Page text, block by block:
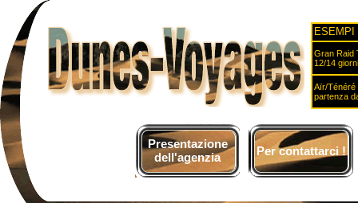
Gran Raid
12/14 giorni
Aïr/Ténéré
partenza
Presentazione
dell'agenzia
Per contattarci !